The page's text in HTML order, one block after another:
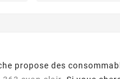
propose des